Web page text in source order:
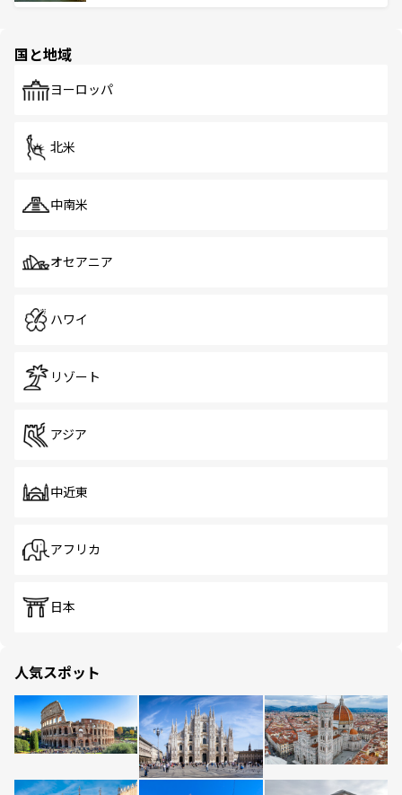
で、ホーカーズは地元の風情を楽しめる外せないスポット
国と地域
ヨーロッパ
北米
中南米
オセアニア
ハワイ
リゾート
アジア
中近東
アフリカ
日本
人気スポット